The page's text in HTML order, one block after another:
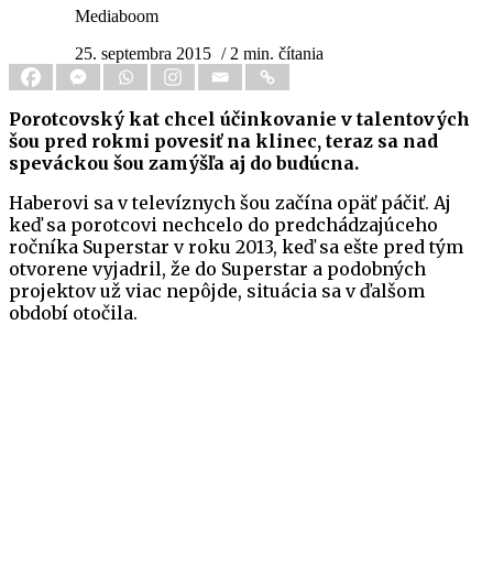
Mediaboom
25. septembra 2015 / 2 min. čítania
Porotcovský kat chcel účinkovanie v talentových
šou pred rokmi povesiť na klinec, teraz sa nad
speváckou šou zamýšľa aj do budúcna.
Haberovi sa v televíznych šou začína opäť páčiť. Aj
keď sa porotcovi nechcelo do predchádzajúceho
ročníka Superstar v roku 2013, keď sa ešte pred tým
otvorene vyjadril, že do Superstar a podobných
projektov už viac nepôjde, situácia sa v ďalšom
období otočila.